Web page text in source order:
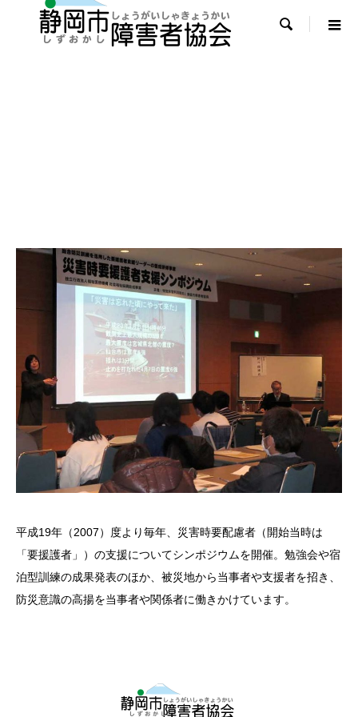

平成19年（2007）度より毎年、災害時要配慮者（開始当時は
「要援護者」）の支援についてシンポジウムを開催。勉強会や宿
泊型訓練の成果発表のほか、被災地から当事者や支援者を招き、
防災意識の高揚を当事者や関係者に働きかけています。